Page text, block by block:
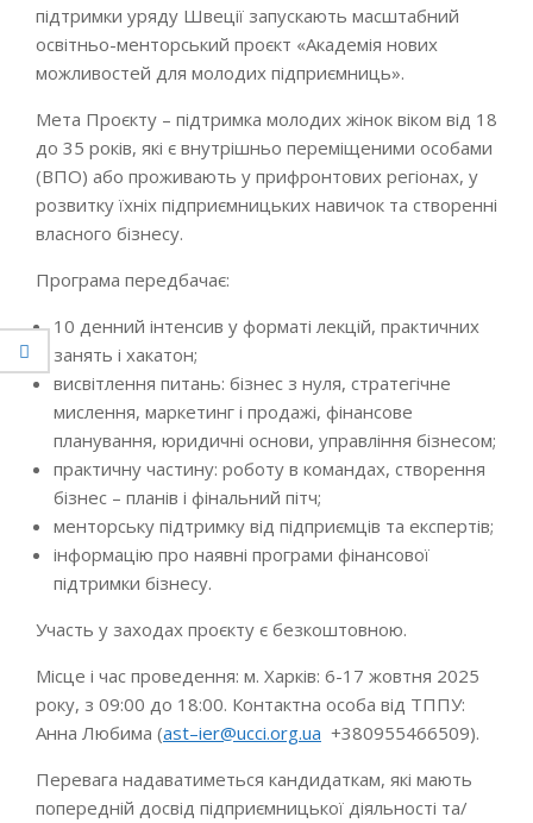
підтримки уряду Швеції запускають масштабний
освітньо-менторський проєкт «Академія нових
можливостей для молодих підприємниць».
Мета Проєкту – підтримка молодих жінок віком від 18
до 35 років, які є внутрішньо переміщеними особами
(ВПО) або проживають у прифронтових регіонах, у
розвитку їхніх підприємницьких навичок та створенні
власного бізнесу.
Програма передбачає:
10 денний інтенсив у форматі лекцій, практичних
занять і хакатон;
висвітлення питань: бізнес з нуля, стратегічне
мислення, маркетинг і продажі, фінансове
планування, юридичні основи, управління бізнесом;
практичну частину: роботу в командах, створення
бізнес – планів і фінальний пітч;
менторську підтримку від підприємців та експертів;
інформацію про наявні програми фінансової
підтримки бізнесу.
Участь у заходах проєкту є безкоштовною.
Місце і час проведення: м. Харків: 6-17 жовтня 2025
року, з 09:00 до 18:00. Контактна особа від ТППУ:
Анна Любима (ast–ier@ucci.org.ua +380955466509).
Перевага надаватиметься кандидаткам, які мають
попередній досвід підприємницької діяльності та/